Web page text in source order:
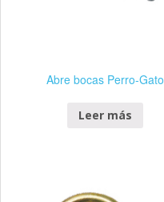
Abre bocas Perro-Gato
Leer más